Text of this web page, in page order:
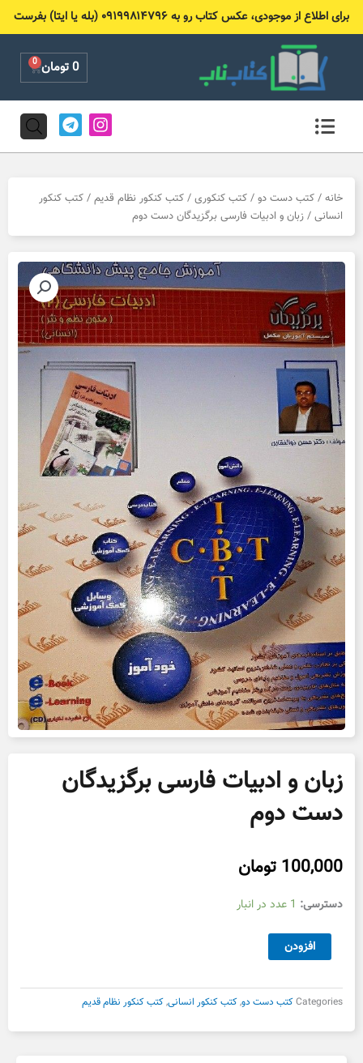
برای اطلاع از موجودی، عکس کتاب رو به ۰۹۱۹۹۸۱۴۷۹۶ (بله یا ایتا) بفرست
0تومان 0
Cart
I
n
s
g
a
T
e
l
r
m
خانه / کتب دست دو / کتب کنکوری / کتب کنکور نظام قدیم / کتب کنکور
انسانی / زبان و ادبیات فارسی برگزیدگان دست دوم
زبان و ادبیات فارسی برگزیدگان
دست دوم
100,000 تومان
دسترسی: 1 عدد در انبار
زبان
ادبیات
فارسی
دست
عدد
افزودن
Categoriesکتب دست دو,کتب کنکور انسانی,کتب کنکور نظام قدیم